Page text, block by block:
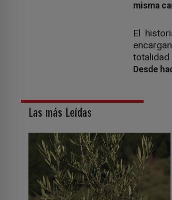
misma
El
Desde
Las más Leídas